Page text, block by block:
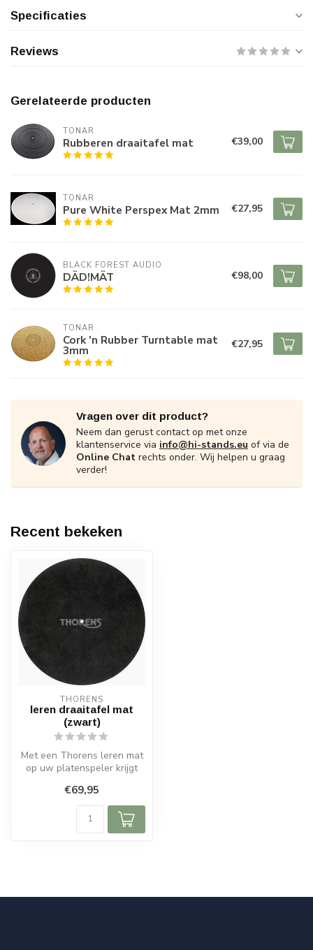
Specificaties
Reviews
Gerelateerde producten
TONAR
Rubberen draaitafel mat €39,00
TONAR
Pure White Perspex Mat 2mm €27,95
BLACK FOREST AUDIO
DÄD!MÄT €98,00
TONAR
Cork 'n Rubber Turntable mat
3mm €27,95
Vragen over dit product?
Neem dan gerust contact op met onze
klantenservice via info@hi-stands.eu of via de
Online Chat rechts onder. Wij helpen u graag
verder!
Recent bekeken
THORENS
leren draaitafel mat
(zwart)
Met een Thorens leren mat
op uw platenspeler krijgt
e...
€69,95